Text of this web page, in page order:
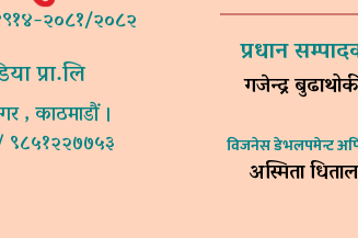
२०८१/२०८२
प्रा.लि
, काठमाडौं ।
प्रधान
गजेन्द्र
विजनेस डेभलपमेन्ट
अस्मिता धिताल